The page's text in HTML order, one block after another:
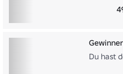
Du hast